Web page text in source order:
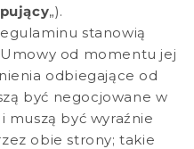
„).
stanowią
od momentu jej
odbiegające od
być negocjowane w
muszą być wyraźnie
obie strony; takie